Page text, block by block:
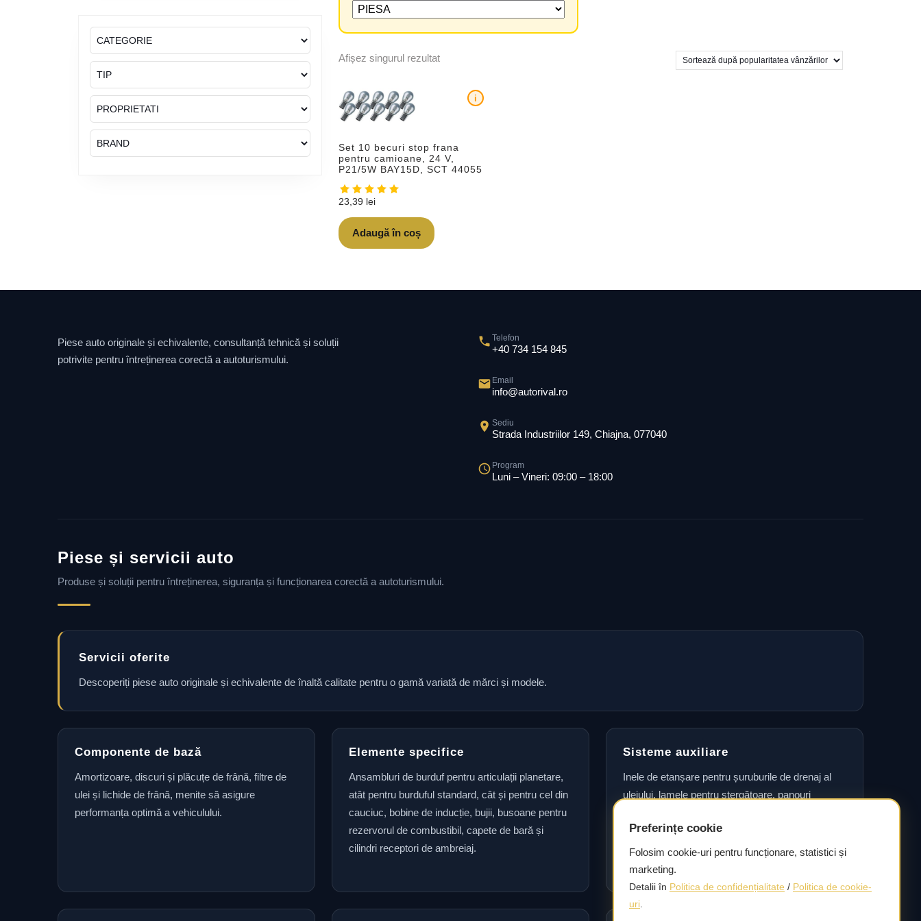
Afișez singurul rezultat
Set 10 becuri stop frana
pentru camioane, 24 V,
P21/5W BAY15D, SCT 44055
i
23,39 lei
Adaugă în coș
Piese auto originale și echivalente, consultanță tehnică și soluții
potrivite pentru întreținerea corectă a autoturismului.
Telefon
+40 734 154 845
Email
info@autorival.ro
Sediu
Strada Industriilor 149, Chiajna, 077040
Program
Luni – Vineri: 09:00 – 18:00
Piese și servicii auto
Produse și soluții pentru întreținerea, siguranța și funcționarea corectă a autoturismului.
Servicii oferite
Descoperiți piese auto originale și echivalente de înaltă calitate pentru o gamă variată de mărci și modele.
Componente de bază
Amortizoare, discuri și plăcuțe de frână, filtre de
ulei și lichide de frână, menite să asigure
performanța optimă a vehiculului.
Elemente specifice
Ansambluri de burduf pentru articulații planetare,
atât pentru burduful standard, cât și pentru cel din
cauciuc, bobine de inducție, bujii, busoane pentru
rezervorul de combustibil, capete de bară și
cilindri receptori de ambreiaj.
Sisteme auxiliare
Inele de etanșare pentru șuruburile de drenaj al
uleiului, lamele pentru ștergătoare, panouri
frână, garnituri pentru etrier și seturi de rulmenți
pentru roți, precum și simeringuri pentru arborele
cotit.
Preferințe cookie
Folosim cookie-uri pentru funcționare, statistici și
marketing.
Detalii în Politica de confidențialitate / Politica de cookie-
uri